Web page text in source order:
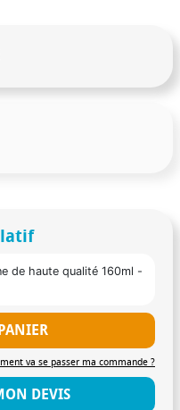
de haute qualité 160ml -
va se passer ma commande ?
DEVIS